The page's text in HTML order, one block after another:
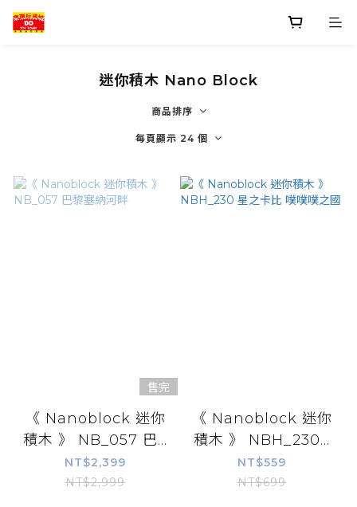
迷你積木 Nano Block
商品排序
每頁顯示 24 個
售完
《 Nanoblock 迷你
積木 》 NB_057 巴...
NT$2,399
NT$2,999
《 Nanoblock 迷你
積木 》 NBH_230...
NT$559
NT$699